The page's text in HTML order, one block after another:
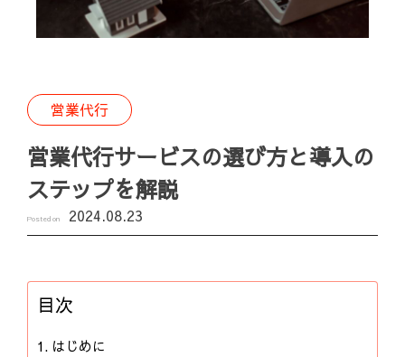
営業代行
営業代行サービスの選び方と導入の
ステップを解説
Posted on 2024.08.23
目次
はじめに